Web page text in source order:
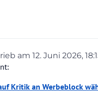
am 12. Juni 2026,
editiert von
Kritik an Werbeblock